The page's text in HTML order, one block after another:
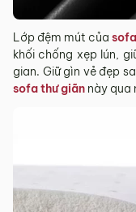
Lớp đệm mút của
khối chống xẹp lún,
gian. Giữ gìn vẻ đẹp
sofa thư giãn này qua
Sản phẩm mới
hàng.
Mọi thông tin cần hỗ
qua:
Hotline: 0942 902